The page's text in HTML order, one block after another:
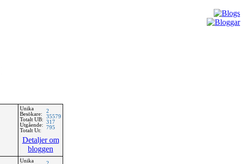
Unika
Besökare:
Totalt UB:
Utgående:
Totalt Ut:
2
35579
317
795
Detaljer om
bloggen
Unika